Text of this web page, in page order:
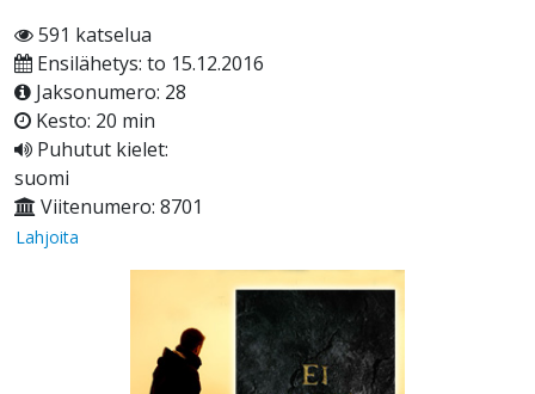
591 katselua
Ensilähetys: to 15.12.2016
Jaksonumero: 28
Kesto: 20 min
Puhutut kielet:
suomi
Viitenumero: 8701
Lahjoita